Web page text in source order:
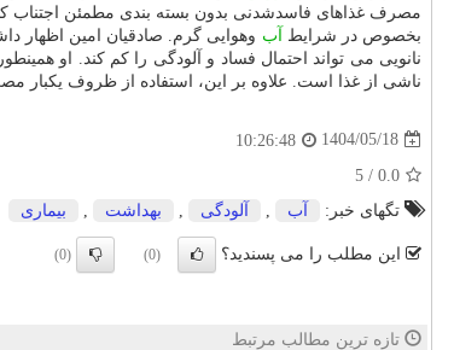
مصرف غذاهای فاسدشدنی بدون بسته بندی مطمئن اجتناب
بخصوص در شرایط آب وهوایی گرم. صادقیان امین اظهار
نانویی می تواند احتمال فساد و آلودگی را کم کند. او
ناشی از غذا است. علاوه بر این، استفاده از ظروف یکبار
1404/05/18
10:26:48
0.0
/
5
تگهای خبر:
آب آلودگی بهداشت بیماری
این مطلب را می پسندید؟ (0)
(0)
تازه ترین مطالب مرتبط